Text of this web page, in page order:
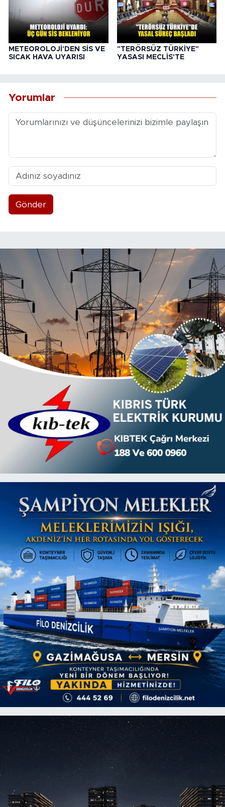
METEOROLOJİ'DEN SİS VE
SICAK HAVA UYARISI
"TERÖRSÜZ TÜRKİYE"
YASASI MECLİS'TE
Yorumlar
Gönder